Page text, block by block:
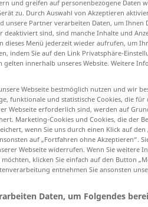
viel
viel
viel < ADV>
und greifen auf personenbezogene Daten
zu. Durch Auswahl von Akzeptieren
unsere Partner verarbeiten Daten, um Ihnen
deaktiviert sind, sind manche Inhalte und
dieses Menü jederzeit wieder aufrufen, um
indem Sie auf den Link Privatsphäre-
gelten innerhalb unseres Website. Weitere
Webseite bestmöglich nutzen und wir
funktionale und statistische Cookies, die für
Webseite erforderlich sind, werden auf
Marketing-Cookies und Cookies, die der
wenn Sie uns durch einen Klick auf
auf „Fortfahren ohne Akzeptieren“.
Webseite widerrufen. Wenn Sie weitere
klicken Sie einfach auf den Button
entnehmen Sie ansonsten
Daten, um Folgendes